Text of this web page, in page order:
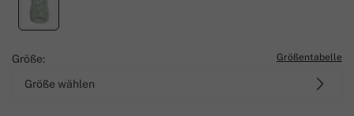
Größe: Größentabelle
Größe wählen